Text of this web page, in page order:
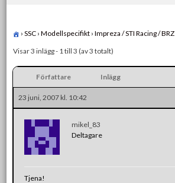
› SSC › Modellspecifikt › Impreza / STI Racing / BRZ
Visar 3 inlägg - 1 till 3 (av 3 totalt)
Författare Inlägg
23 juni, 2007 kl. 10:42
mikel_83
Deltagare
Tjena!